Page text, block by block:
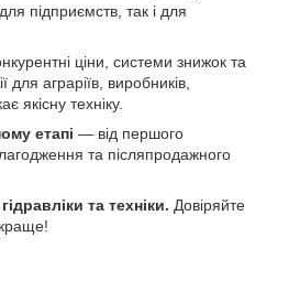
підприємств, так і для
ціни, системи знижок та
для аграріїв, виробників,
якісну техніку.
етапі — від першого
та післяпродажного
та техніки. Довіряйте